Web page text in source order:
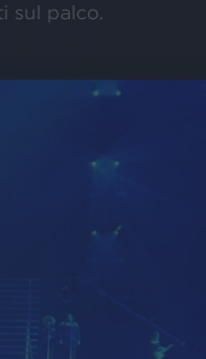
sul palco.